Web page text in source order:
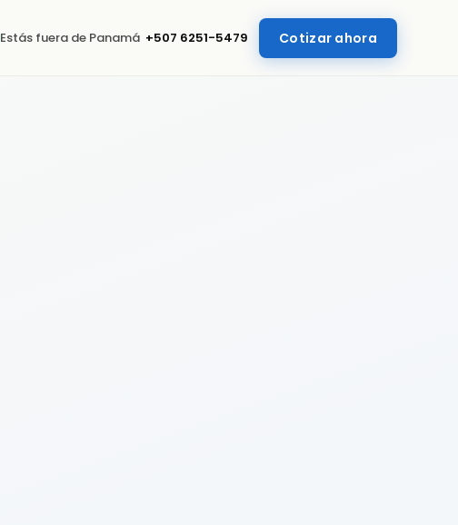
Estás fuera de Panamá +507 6251-5479 Cotizar ahora